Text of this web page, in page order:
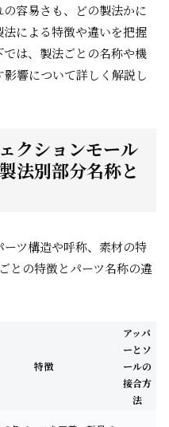
容易さも、どの製法かに
による特徴や違いを把握
は、製法ごとの名称や機
響について詳しく解説し
クションモール
法別部分名称と
ツ構造や呼称、素材の特
との特徴とパーツ名称の違
特徴
アッパ
ーとソ
ールの
接合方
法